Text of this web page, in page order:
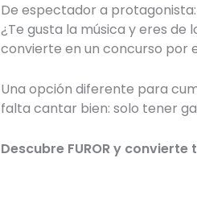
De espectador a protagonista:
¿Te gusta la música y eres de
convierte en un concurso por
Una opción diferente para
falta cantar bien: solo tener
Descubre FUROR y